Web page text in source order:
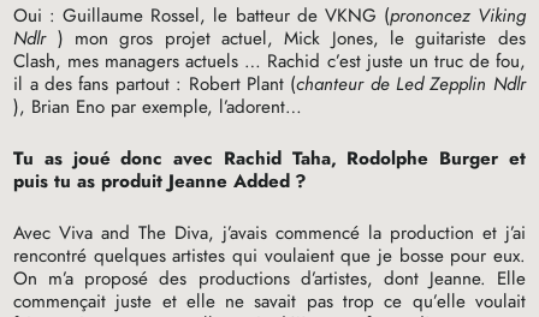
Oui : Guillaume Rossel, le batteur de VKNG (prononcez Viking
Ndlr ) mon gros projet actuel, Mick Jones, le guitariste des
Clash, mes managers actuels … Rachid c’est juste un truc de fou,
il a des fans partout : Robert Plant (chanteur de Led Zepplin Ndlr
), Brian Eno par exemple, l’adorent…
Tu as joué donc avec Rachid Taha, Rodolphe Burger et
puis tu as produit Jeanne Added ?
Avec Viva and The Diva, j’avais commencé la production et j’ai
rencontré quelques artistes qui voulaient que je bosse pour eux.
On m’a proposé des productions d’artistes, dont Jeanne. Elle
commençait juste et elle ne savait pas trop ce qu’elle voulait